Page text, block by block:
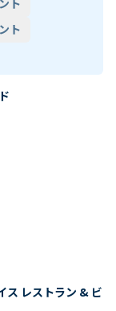
ト
ス レストラン & ビ